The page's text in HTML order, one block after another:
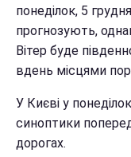
понеділок, 5
прогнозують,
Вітер буде
вдень місцями
У Києві у
синоптики
дорогах.